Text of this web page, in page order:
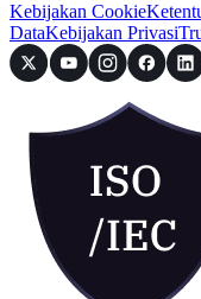
Kebijakan Cookie
DataKebijakan Privasi